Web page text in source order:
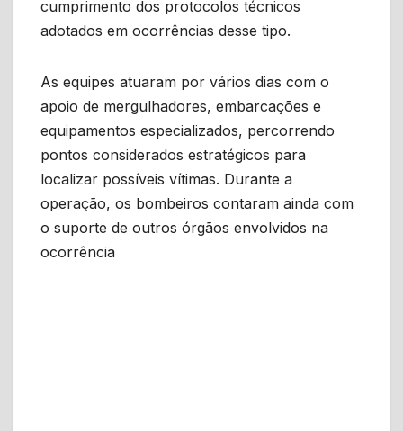
cumprimento dos protocolos técnicos
adotados em ocorrências desse tipo.
As equipes atuaram por vários dias com o
apoio de mergulhadores, embarcações e
equipamentos especializados, percorrendo
pontos considerados estratégicos para
localizar possíveis vítimas. Durante a
operação, os bombeiros contaram ainda com
o suporte de outros órgãos envolvidos na
ocorrência